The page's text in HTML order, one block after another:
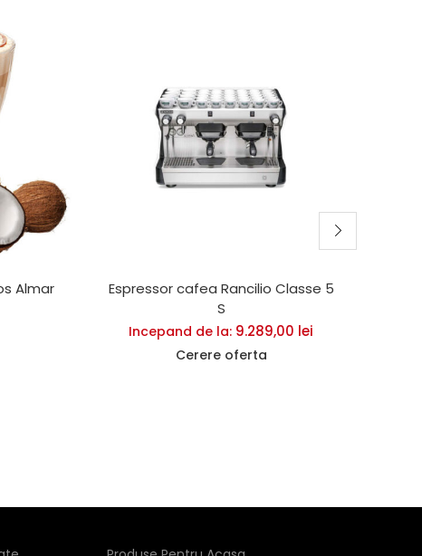
Almar
Espressor cafea Rancilio Classe 5
S
Incepand de la: 9.289,00 lei
Cerere oferta